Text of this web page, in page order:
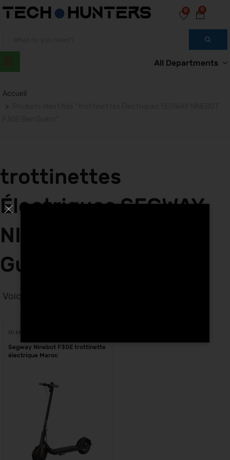
0
0
All Departments
Accueil
trottinettes
Électriques SEGWAY
NINEBOT F30E Ben
Guerir
Voici le seul résultat
30 KM
Segway Ninebot F30E trottinette
électrique Maroc